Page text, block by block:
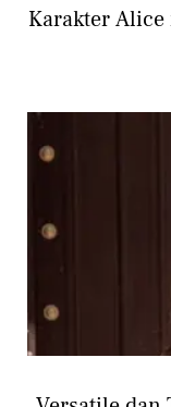
Karakter